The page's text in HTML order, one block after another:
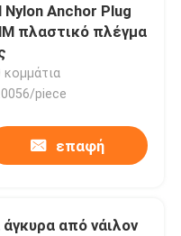
Nylon Anchor Plug
πλαστικό πλέγμα
κομμάτια
piece
επαφή
άγκυρα από νάιλον